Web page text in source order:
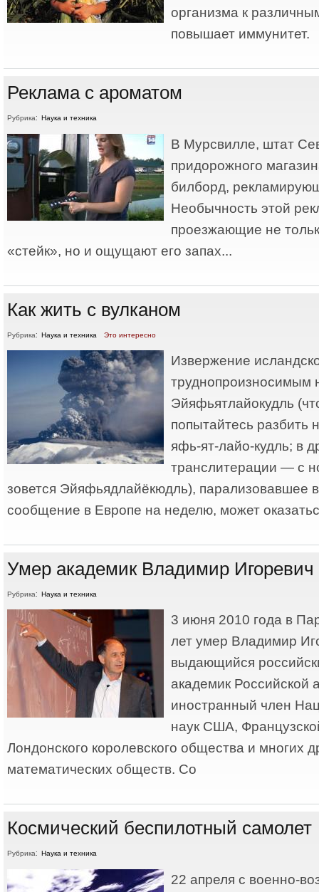
организма к
повышает иммунитет.
Реклама с ароматом
Рубрика: Наука и техника
В Мурсвилле, штат
придорожного
билборд,
Необычность этой
проезжающие не
«стейк», но и ощущают его запах...
Как жить с вулканом
Рубрика: Наука и техника Это интересно
Извержение
труднопроизносимым
Эйяфьятлайокудль
попытайтесь разбить
яфь-ят-лайо-кудль; в
транслитерации — с
зовется Эйяфьядлайёкюдль), парализовавшее
сообщение в Европе на неделю, может
Умер академик Владимир
Рубрика: Наука и техника
3 июня 2010 года в
лет умер Владимир
выдающийся
академик Российской
иностранный член
наук США,
Лондонского королевского общества и многих
математических обществ. Со
Космический беспилотный самолет
Рубрика: Наука и техника
22 апреля с военно-